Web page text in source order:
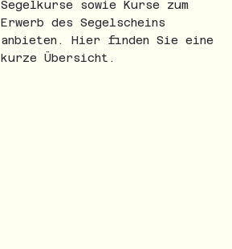
Segelkurse sowie Kurse zum
Erwerb des Segelscheins
anbieten. Hier finden Sie eine
kurze Übersicht.